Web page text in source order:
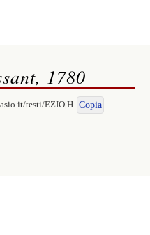
1780
testi/EZIO|H Copia